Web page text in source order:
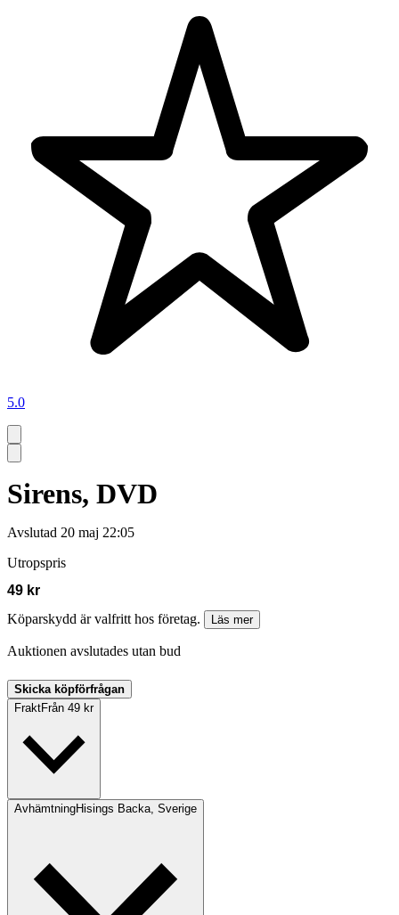
5.0
Sirens, DVD
Avslutad 20 maj 22:05
Utropspris
49 kr
Köparskydd är valfritt hos företag.
Läs mer
Auktionen avslutades utan bud
Skicka köpförfrågan
FraktFrån 49 kr
AvhämtningHisings Backa, Sverige